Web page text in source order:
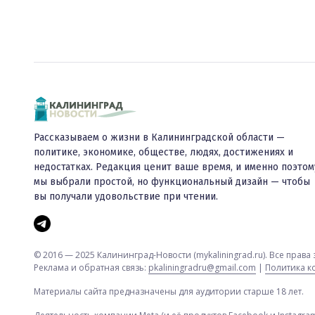
Рассказываем о жизни в Калининградской области —
политике, экономике, обществе, людях, достижениях и
недостатках. Редакция ценит ваше время, и именно
мы выбрали простой, но функциональный дизайн — чтобы
вы получали удовольствие при чтении.
© 2016 — 2025 Калининград-Новости (mykaliningrad.ru). Все
Реклама и обратная связь: pkaliningradru@gmail.com | Политика
Материалы сайта предназначены для аудитории старше 18 лет.